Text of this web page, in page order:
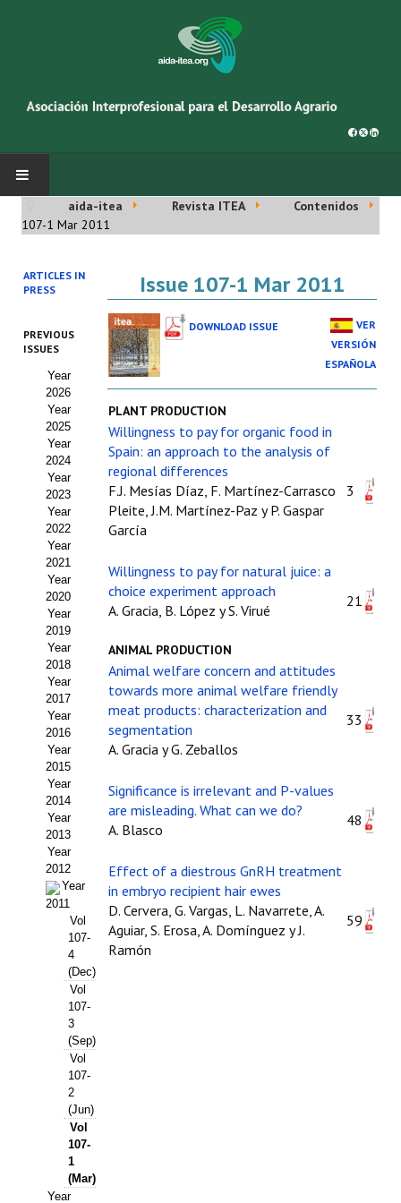
INICIO
Asociación AIDA
Cincuentenario AIDA
Organigrama
Estatutos
Hacerse socio
Noticias
Galería de Fotos
Web AIDA 2.0
REVISTA ITEA
Presentación ITEA
Equipo Editorial
Leer revista ITEA
Directrices para autores/as
Políticas Editoriales
Propuesta Volumen Especial
Sello Calidad FECYT
Premio Prensa Agraria
Buscador de Artículos
JORNADAS AIDA
Presentación Jornadas
Comunicaciones
Jornadas PAM 2026
Premio Jóvenes Investigadores
Buscador de Comunicaciones
aida-itea Revista ITEA
Contenidos
107-1 Mar 2011
ARTICLES IN
PRESS
PREVIOUS
ISSUES
Year
2026
Year
2025
Year
2024
Year
2023
Year
2022
Year
2021
Year
2020
Year
2019
Year
2018
Year
2017
Year
2016
Year
2015
Year
2014
Year
2013
Year
2012
Year
2011
Vol
107-
4
(Dec)
Vol
107-
3
(Sep)
Vol
107-
2
(Jun)
Vol
107-
1
(Mar)
Year
Issue 107-1 Mar 2011
DOWNLOAD ISSUE
VER
VERSIÓN
ESPAÑOLA
PLANT PRODUCTION
Willingness to pay for organic food in
Spain: an approach to the analysis of
regional differences
F.J. Mesías Díaz, F. Martínez-Carrasco
Pleite, J.M. Martínez-Paz y P. Gaspar
García
3
Willingness to pay for natural juice: a
choice experiment approach
A. Gracia, B. López y S. Virué
21
ANIMAL PRODUCTION
Animal welfare concern and attitudes
towards more animal welfare friendly
meat products: characterization and
segmentation
A. Gracia y G. Zeballos
33
Significance is irrelevant and P-values
are misleading. What can we do?
A. Blasco
48
Effect of a diestrous GnRH treatment
in embryo recipient hair ewes
D. Cervera, G. Vargas, L. Navarrete, A.
Aguiar, S. Erosa, A. Domínguez y J.
Ramón
59